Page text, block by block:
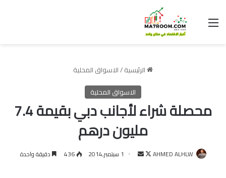
القائمة
الرئيسية/الاسواق المحلية
الاسواق المحلية
محصلة شراء لأجانب دبي بقيمة 7.4
مليون درهم
AHMED ALHLW
تابعأرسل 1 سبتمبر,2014 436 دقيقة واحدة